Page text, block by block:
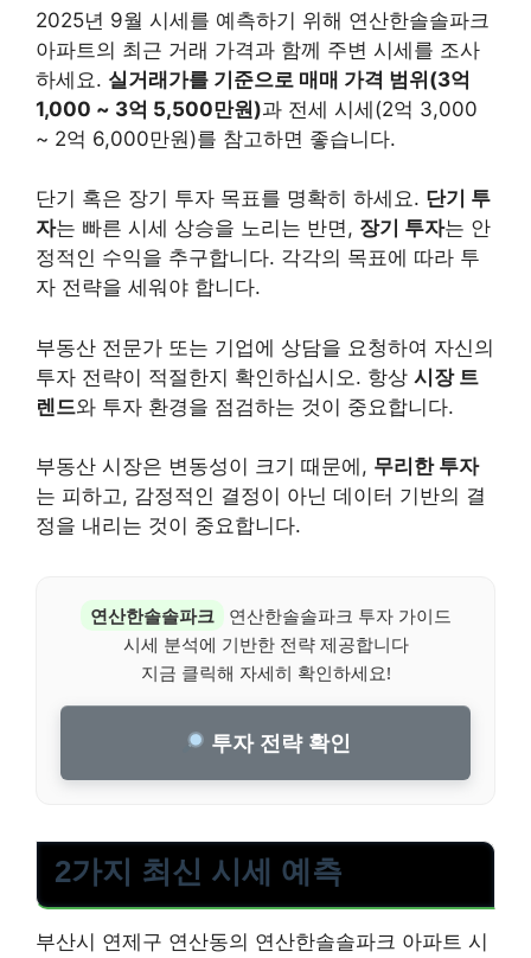
2025년 9월 시세를 예측하기 위해 연산한솔솔파크
아파트의 최근 거래 가격과 함께 주변 시세를 조사
하세요. 실거래가를 기준으로 매매 가격 범위(3억
1,000 ~ 3억 5,500만원)과 전세 시세(2억 3,000
~ 2억 6,000만원)를 참고하면 좋습니다.
단기 혹은 장기 투자 목표를 명확히 하세요. 단기 투
자는 빠른 시세 상승을 노리는 반면, 장기 투자는 안
정적인 수익을 추구합니다. 각각의 목표에 따라 투
자 전략을 세워야 합니다.
부동산 전문가 또는 기업에 상담을 요청하여 자신의
투자 전략이 적절한지 확인하십시오. 항상 시장 트
렌드와 투자 환경을 점검하는 것이 중요합니다.
부동산 시장은 변동성이 크기 때문에, 무리한 투자
는 피하고, 감정적인 결정이 아닌 데이터 기반의 결
정을 내리는 것이 중요합니다.
연산한솔솔파크
연산한솔솔파크 투자 가이드
시세 분석에 기반한 전략 제공합니다
지금 클릭해 자세히 확인하세요!
투자 전략 확인
2가지 최신 시세 예측
부산시 연제구 연산동의 연산한솔솔파크 아파트 시